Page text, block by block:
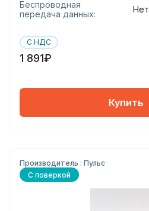
Беспроводная
передача данных:
Нет
С НДС
1 891₽
Купить
Производитель : Пульс
С поверкой